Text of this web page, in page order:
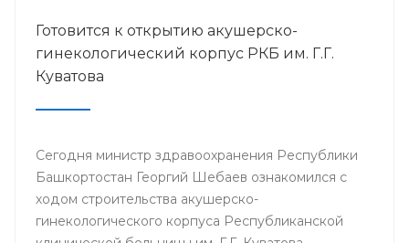
Готовится к открытию акушерско-
гинекологический корпус РКБ им. Г.Г.
Куватова
Сегодня министр здравоохранения Республики
Башкортостан Георгий Шебаев ознакомился с
ходом строительства акушерско-
гинекологического корпуса Республиканской